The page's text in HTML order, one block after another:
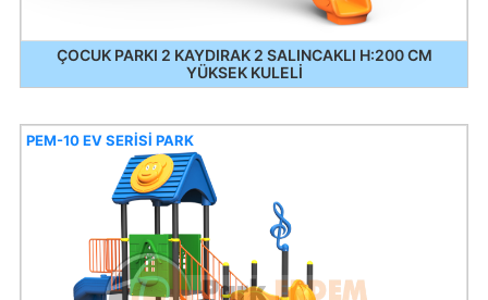
ÇOCUK PARKI 2 KAYDIRAK 2 SALINCAKLI H:200 CM
YÜKSEK KULELİ
PEM-10 EV SERİSİ PARK